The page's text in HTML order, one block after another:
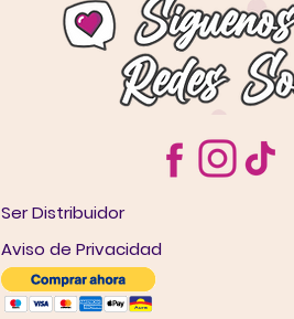
Aviso de Privacidad
Ser Distribuidor